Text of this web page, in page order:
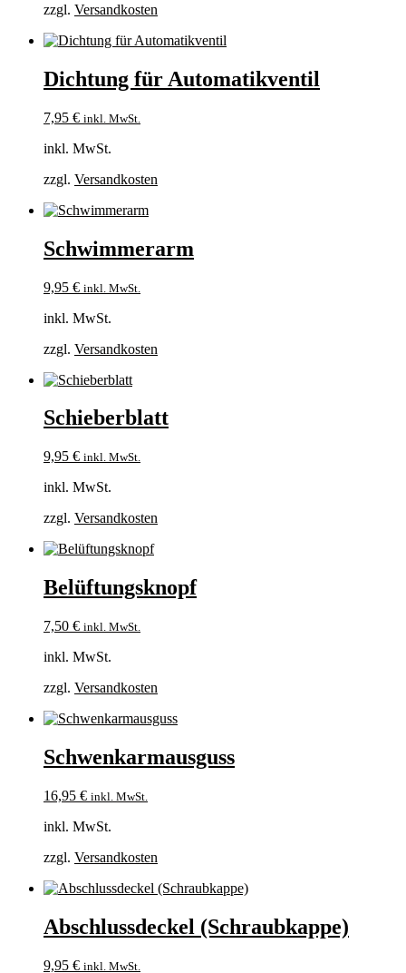
zzgl. Versandkosten
Dichtung für Automatikventil
7,95 € inkl. MwSt.
inkl. MwSt.
zzgl. Versandkosten
Schwimmerarm
9,95 € inkl. MwSt.
inkl. MwSt.
zzgl. Versandkosten
Schieberblatt
9,95 € inkl. MwSt.
inkl. MwSt.
zzgl. Versandkosten
Belüftungsknopf
7,50 € inkl. MwSt.
inkl. MwSt.
zzgl. Versandkosten
Schwenkarmausguss
16,95 € inkl. MwSt.
inkl. MwSt.
zzgl. Versandkosten
Abschlussdeckel (Schraubkappe)
9,95 € inkl. MwSt.